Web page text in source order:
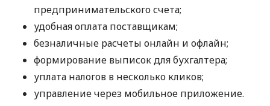
предпринимательского счета;
удобная оплата поставщикам;
безналичные расчеты онлайн и офлайн;
формирование выписок для бухгалтера;
уплата налогов в несколько кликов;
управление через мобильное приложение.